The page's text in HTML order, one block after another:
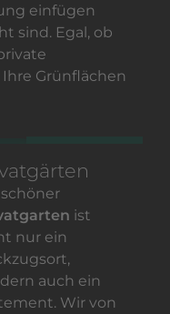
einfügen
sind. Egal, ob
Grünflächen
ist
nur ein
auch ein
Wir von